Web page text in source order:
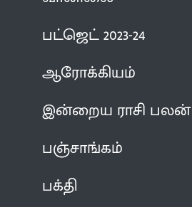
பட்ஜெட் 2023-24
ஆரோக்கியம்
இன்றைய ராசி பலன்
பஞ்சாங்கம்
பக்தி